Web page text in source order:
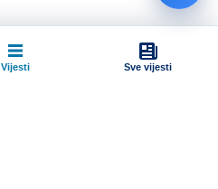
Vijesti Sve vijesti